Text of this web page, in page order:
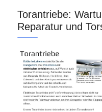
Torantriebe:
Reparatur und